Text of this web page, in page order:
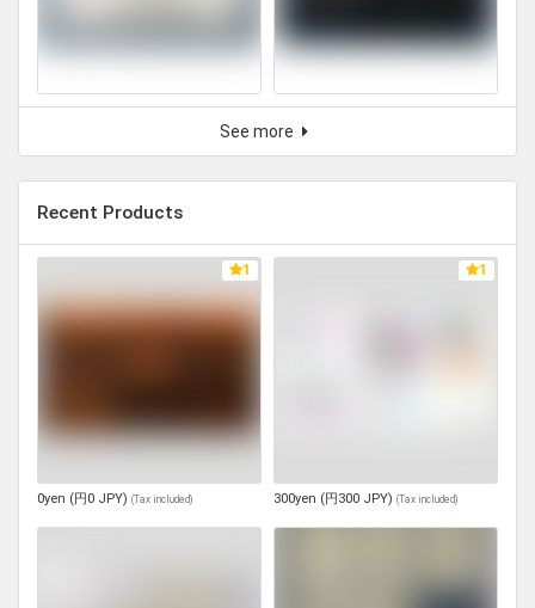
See more
Recent Products
1
0yen (円0 JPY) (Tax included)
1
300yen (円300 JPY) (Tax included)